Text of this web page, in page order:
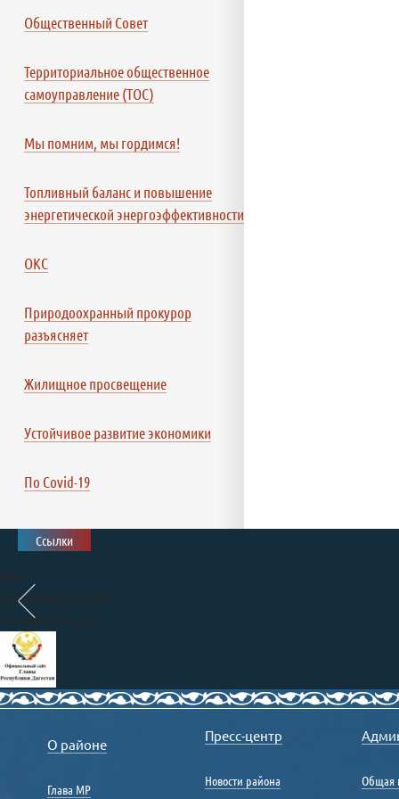
Общественный Совет
Территориальное общественное
самоуправление (ТОС)
Мы помним, мы гордимся!
Топливный баланс и повышение
энергетической энергоэффективности
ОКС
Природоохранный прокурор
разъясняет
Жилищное просвещение
Устойчивое развитие экономики
По Covid-19
Ссылки
Республики Дагестан
president.e-dag.ru
Правительство
www.e-dag.ru
Единый портал государственных
и муниципальных услуг
О районе
Глава МР
Пресс-центр
Новости района
Общая